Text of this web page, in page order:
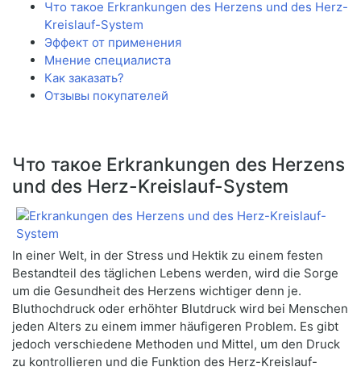
Что такое Erkrankungen des Herzens und des Herz-
Kreislauf-System
Эффект от применения
Мнение специалиста
Как заказать?
Отзывы покупателей
Что такое Erkrankungen des Herzens
und des Herz-Kreislauf-System
In einer Welt, in der Stress und Hektik zu einem festen
Bestandteil des täglichen Lebens werden, wird die Sorge
um die Gesundheit des Herzens wichtiger denn je.
Bluthochdruck oder erhöhter Blutdruck wird bei Menschen
jeden Alters zu einem immer häufigeren Problem. Es gibt
jedoch verschiedene Methoden und Mittel, um den Druck
zu kontrollieren und die Funktion des Herz-Kreislauf-